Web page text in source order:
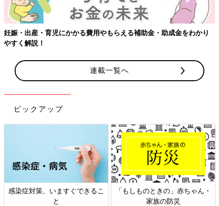
妊娠・出産・育児にかかる費用やもらえる補助金・助成金をわかり
やすく解説！
連載一覧へ
ピックアップ
感染症対策、いますぐできるこ
と
「もしものときの」赤ちゃん・
家族の防災